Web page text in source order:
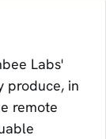
Labs'
produce, in
remote